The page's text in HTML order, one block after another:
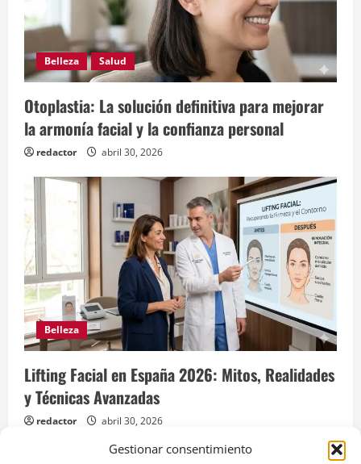
Gestionar consentimiento
Belleza Salud
Otoplastia: La solución definitiva para mejorar
la armonía facial y la confianza personal
redactor abril 30, 2026
Belleza
Lifting Facial en España 2026: Mitos, Realidades
y Técnicas Avanzadas
redactor abril 30, 2026